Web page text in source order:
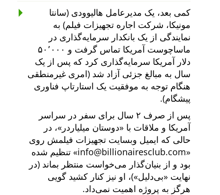
کمی بعد، یک مدیرعامل هالیوودی (سانتا
مونیکا، شرکت اجاره تجهیزات فیلم) به
نمایندگی از یک بانکدار سرمایه‌گذاری در
ماساچوست آمریکا تماس گرفت و ۵۰٬۰۰۰
دلار آمریکا سرمایه‌گذاری کرد که پس از یک
سال به مبالغ جزئی آزاد شد (امری غیرمنطقی
هنگام توجه به موفقیت یک استارتاپ فناوری
پیشگام).
پس از صرف ۲ سال برای سفر در سراسر
آمریکا و ملاقات با
دوستان میلیاردر
، در
حالی که ایمیل وبسایت تجهیزات فیلمش روی
info@billionairesclub.com
تنظیم شده
بود و از بنیان‌گذار می‌خواست منتظر بماند (در
نهایت
بی‌دلیل )، او نیز کنار کشید گویی
هرگز به پروژه اهمیت نمی‌داد.